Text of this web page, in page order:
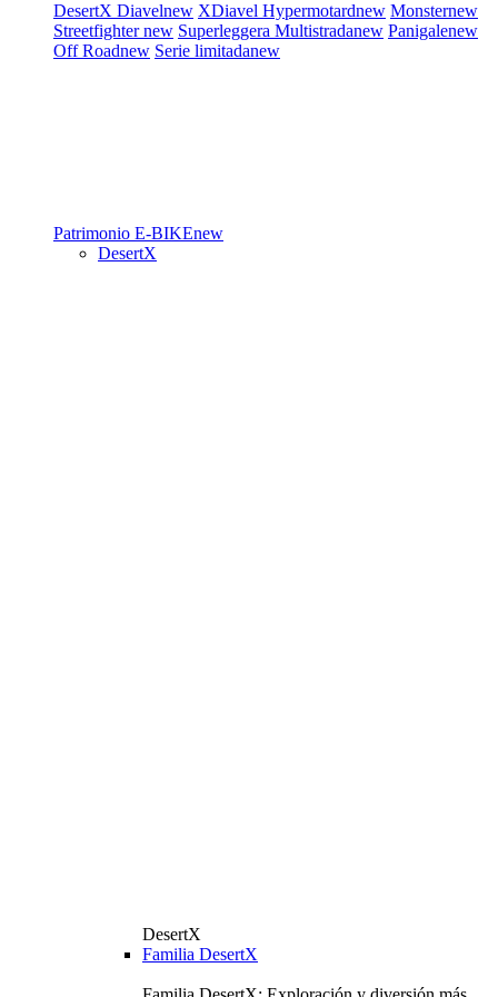
DesertX Diavelnew XDiavel Hypermotardnew Monsternew
Streetfighternew Superleggera Multistradanew Panigalenew
Off Roadnew Serie limitadanew
Patrimonio E-BIKEnew
DesertX
DesertX
Familia DesertX